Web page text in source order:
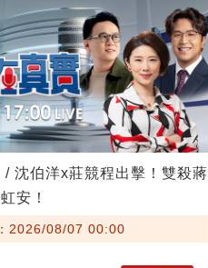
/ 沈伯洋x莊競程出擊！雙殺蔣
安！
2026/08/07 00:00